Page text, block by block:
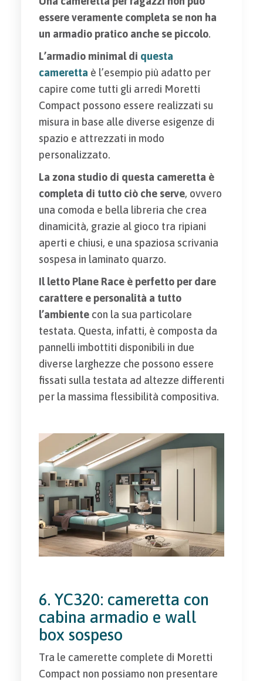
essere veramente completa se non ha
un armadio pratico anche se piccolo.
L’armadio minimal di questa
cameretta è l’esempio più adatto per
capire come tutti gli arredi Moretti
Compact possono essere realizzati su
misura in base alle diverse esigenze di
spazio e attrezzati in modo
personalizzato.
La zona studio di questa cameretta è
completa di tutto ciò che serve, ovvero
una comoda e bella libreria che crea
dinamicità, grazie al gioco tra ripiani
aperti e chiusi, e una spaziosa scrivania
sospesa in laminato quarzo.
Il letto Plane Race è perfetto per dare
carattere e personalità a tutto
l’ambientecon la sua particolare
testata. Questa, infatti, è composta da
pannelli imbottiti disponibili in due
diverse larghezze che possono essere
fissati sulla testata ad altezze differenti
per la massima flessibilità compositiva.
6. YC320: cameretta con
cabina armadio e wall
box sospeso
Tra le camerette complete di Moretti
Compact non possiamo non presentare